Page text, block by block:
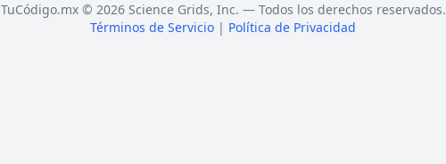
TuCódigo.mx © 2026 Science Grids, Inc. — Todos los derechos reservados.
Términos de Servicio | Política de Privacidad